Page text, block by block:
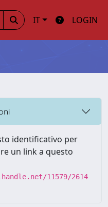
IT LOGIN
identificativo per
un link a questo
11579/2614